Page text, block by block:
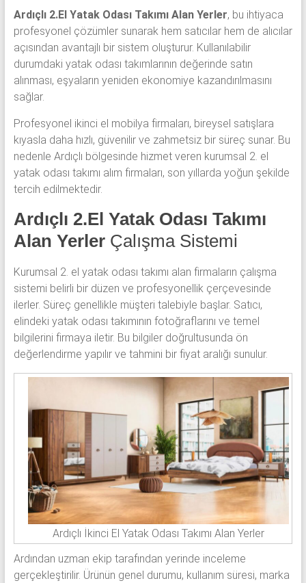
Ardıçlı 2.El Yatak Odası Takımı Alan Yerler, bu ihtiyaca
profesyonel çözümler sunarak hem satıcılar hem de alıcılar
açısından avantajlı bir sistem oluşturur. Kullanılabilir
durumdaki yatak odası takımlarının değerinde satın
alınması, eşyaların yeniden ekonomiye kazandırılmasını
sağlar.
Profesyonel ikinci el mobilya firmaları, bireysel satışlara
kıyasla daha hızlı, güvenilir ve zahmetsiz bir süreç sunar. Bu
nedenle Ardıçlı bölgesinde hizmet veren kurumsal 2. el
yatak odası takımı alım firmaları, son yıllarda yoğun şekilde
tercih edilmektedir.
Ardıçlı 2.El Yatak Odası Takımı
Alan YerlerÇalışma Sistemi
Kurumsal 2. el yatak odası takımı alan firmaların çalışma
sistemi belirli bir düzen ve profesyonellik çerçevesinde
ilerler. Süreç genellikle müşteri talebiyle başlar. Satıcı,
elindeki yatak odası takımının fotoğraflarını ve temel
bilgilerini firmaya iletir. Bu bilgiler doğrultusunda ön
değerlendirme yapılır ve tahmini bir fiyat aralığı sunulur.
Ardıçlı İkinci El Yatak Odası Takımı Alan Yerler
Ardından uzman ekip tarafından yerinde inceleme
gerçekleştirilir. Ürünün genel durumu, kullanım süresi, marka